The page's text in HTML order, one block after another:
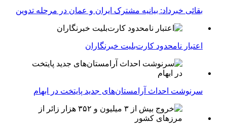
بقائی خبرداد: بیانیه مشترک ایران و عمان در مرحله تدوین
اعتبار نامحدود کارت‌بلیت خبرنگاران
سرنوشت احداث آرامستان‌های جدید پایتخت در ابهام